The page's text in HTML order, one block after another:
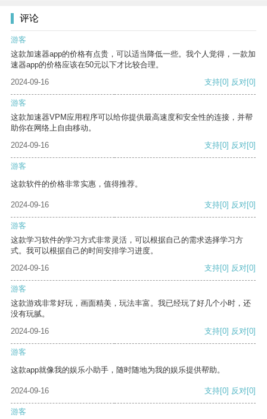
评论
游客
这款加速器app的价格有点贵，可以适当降低一些。我个人觉得，一款加
速器app的价格应该在50元以下才比较合理。
2024-09-16
支持[0] 反对[0]
游客
这款加速器VPM应用程序可以给你提供最高速度和安全性的连接，并帮
助你在网络上自由移动。
2024-09-16
支持[0] 反对[0]
游客
这款软件的价格非常实惠，值得推荐。
2024-09-16 支持[0] 反对[0]
游客
这款学习软件的学习方式非常灵活，可以根据自己的需求选择学习方
式。我可以根据自己的时间安排学习进度。
2024-09-16
支持[0] 反对[0]
游客
这款游戏非常好玩，画面精美，玩法丰富。我已经玩了好几个小时，还
没有玩腻。
2024-09-16
支持[0] 反对[0]
游客
这款app就像我的娱乐小助手，随时随地为我的娱乐提供帮助。
2024-09-16 支持[0] 反对[0]
游客